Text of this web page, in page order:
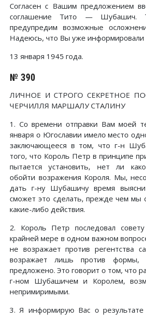
Согласен с Вашим предложением
соглашение Тито — Шубашич.
предупредим возможные
Надеюсь, что Вы уже информировали
13 января 1945 года.
№ 390
ЛИЧНОЕ И СТРОГО СЕКРЕТНОЕ
ЧЕРЧИЛЛЯ МАРШАЛУ СТАЛИНУ
1. Со времени отправки Вам моей
января о Югославии имело место
заключающееся в том, что г-н
того, что Король Петр в принципе
пытается установить, нет ли
обойти возражения Короля. Мы,
дать г-ну Шубашичу время
сможет это сделать, прежде чем мы
какие-либо действия.
2. Король Петр последовал
крайней мере в одном важном
не возражает против регентства
возражает лишь против формы,
предложено. Это говорит о том, что
г-ном Шубашичем и Королем,
непримиримыми.
3. Я информирую Вас о результате